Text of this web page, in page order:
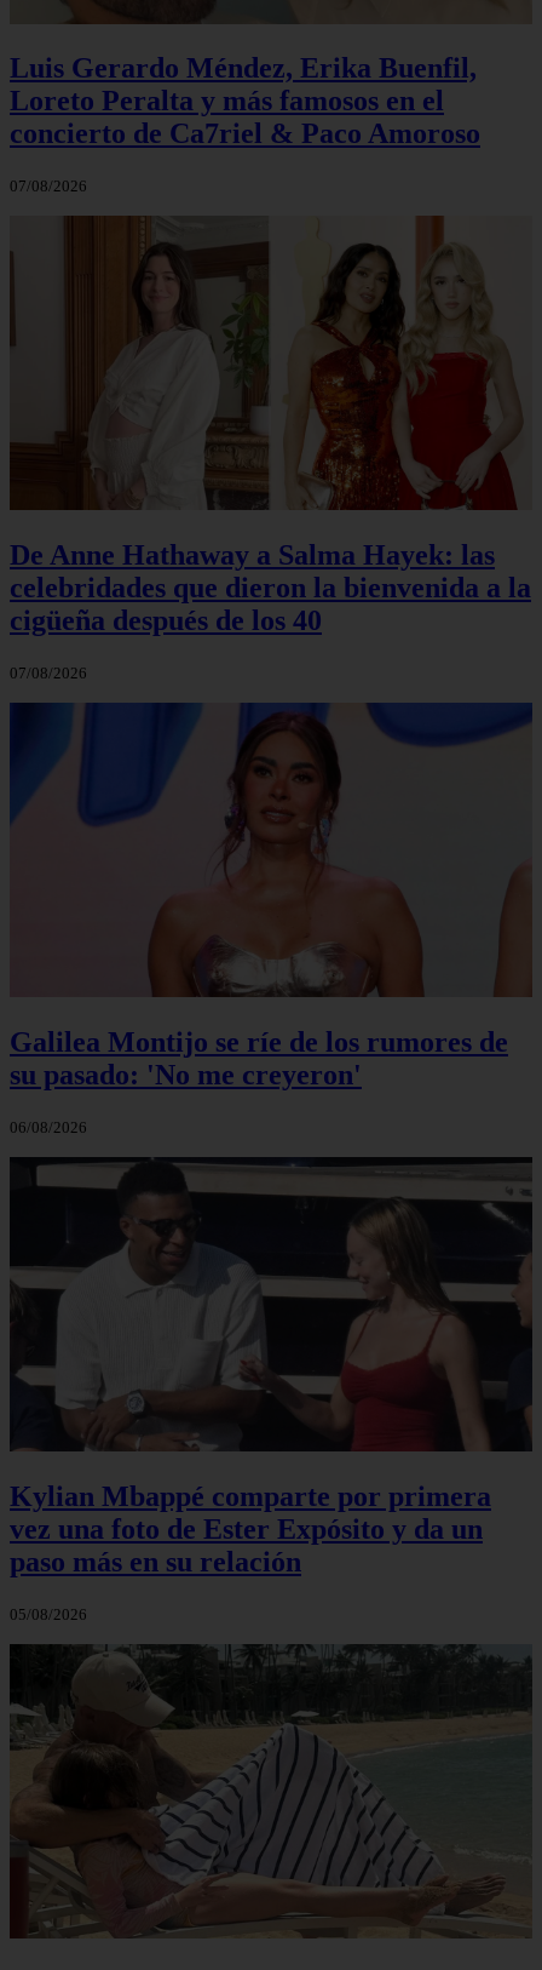
Luis Gerardo Méndez, Erika Buenfil,
Loreto Peralta y más famosos en el
concierto de Ca7riel & Paco Amoroso
07/08/2026
De Anne Hathaway a Salma Hayek: las
celebridades que dieron la bienvenida a la
cigüeña después de los 40
07/08/2026
Galilea Montijo se ríe de los rumores de
su pasado: 'No me creyeron'
06/08/2026
Kylian Mbappé comparte por primera
vez una foto de Ester Expósito y da un
paso más en su relación
05/08/2026